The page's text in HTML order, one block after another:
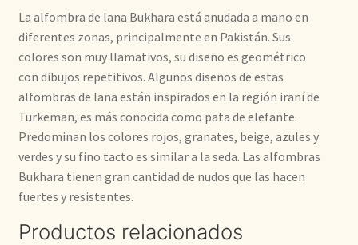
La alfombra de lana Bukhara está anudada a mano en
diferentes zonas, principalmente en Pakistán. Sus
colores son muy llamativos, su diseño es geométrico
con dibujos repetitivos. Algunos diseños de estas
alfombras de lana están inspirados en la región iraní de
Turkeman, es más conocida como pata de elefante.
Predominan los colores rojos, granates, beige, azules y
verdes y su fino tacto es similar a la seda. Las alfombras
Bukhara tienen gran cantidad de nudos que las hacen
fuertes y resistentes.
Productos relacionados